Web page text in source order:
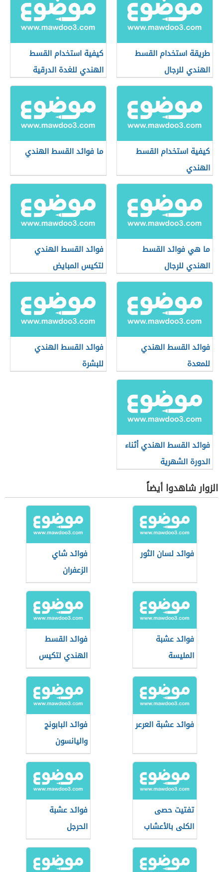
طريقة استخدام القسط
الهندي للرجال
كيفية استخدام القسط
الهندي للغدة الدرقية
كيفية استخدام القسط
الهندي
ما فوائد القسط الهندي
ما هي فوائد القسط
الهندي للرجال
فوائد القسط الهندي
لتكيس المبايض
فوائد القسط الهندي
للمعدة
فوائد القسط الهندي
للبشرة
فوائد القسط الهندي أثناء
الدورة الشهرية
الزوار شاهدوا أيضاً
فوائد لسان الثور
فوائد شاي
الزعفران
فوائد عشبة
المليسة
فوائد القسط
الهندي لتكيس
المبايض
فوائد عشبة العرعر
فوائد البابونج
واليانسون
تفتيت حصى
الكلى بالأعشاب
فوائد عشبة
الحرجل